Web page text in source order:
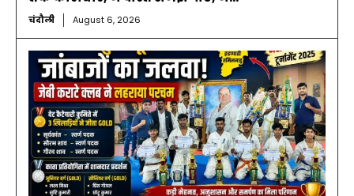
चंदौली August 6, 2026